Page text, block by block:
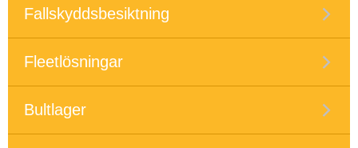
Fallskyddsbesiktning
Fleetlösningar
Bultlager